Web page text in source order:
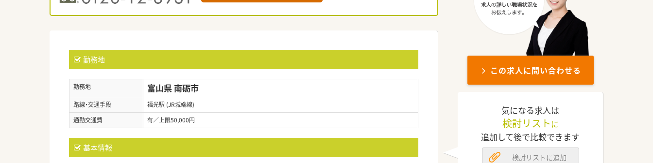
勤務地
勤務地 富山県 南砺市
路線・交通手段
福光駅 (JR城端線)
通勤交通費
有／上限50,000円
基本情報
この求人に問い合わせる
気になる求人は
検討リスト に
追加して後で比較できます
検討リストに追加